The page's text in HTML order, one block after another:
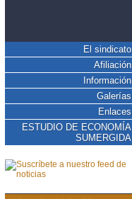
El sindicato
Afiliación
Información
Galerías
Enlaces
ESTUDIO DE ECONOMÍA
SUMERGIDA